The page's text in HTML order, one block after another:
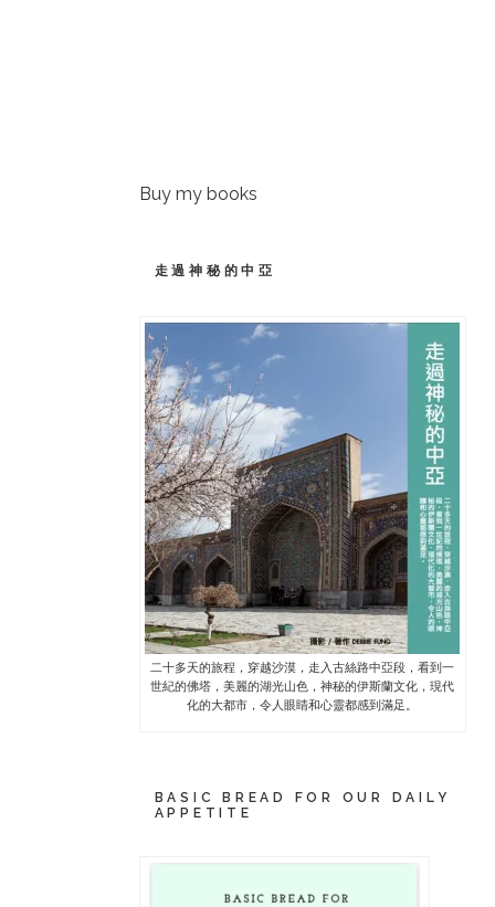
Buy my books
走過神秘的中亞
二十多天的旅程，穿越沙漠，走入古絲路中亞段，看到一
世紀的佛塔，美麗的湖光山色，神秘的伊斯蘭文化，現代
化的大都市，令人眼睛和心靈都感到滿足。
BASIC BREAD FOR OUR DAILY
APPETITE